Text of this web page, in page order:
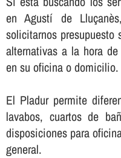
en Agustí de
solicitarnos
alternativas a la hora
en su oficina o domicilio.
El Pladur permite
lavabos, cuartos de
disposiciones para
general.